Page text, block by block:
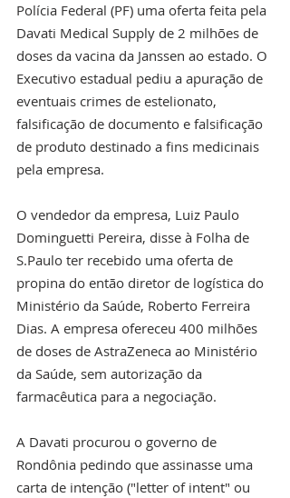
Polícia Federal (PF) uma oferta feita pela
Davati Medical Supply de 2 milhões de
doses da vacina da Janssen ao estado. O
Executivo estadual pediu a apuração de
eventuais crimes de estelionato,
falsificação de documento e falsificação
de produto destinado a fins medicinais
pela empresa.
O vendedor da empresa, Luiz Paulo
Dominguetti Pereira, disse à Folha de
S.Paulo ter recebido uma oferta de
propina do então diretor de logística do
Ministério da Saúde, Roberto Ferreira
Dias. A empresa ofereceu 400 milhões
de doses de AstraZeneca ao Ministério
da Saúde, sem autorização da
farmacêutica para a negociação.
A Davati procurou o governo de
Rondônia pedindo que assinasse uma
carta de intenção ("letter of intent" ou